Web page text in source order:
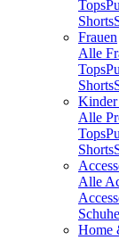
Tops
Shorts
Frauen
Alle
Tops
Shorts
Alle
Tops
Shorts
Alle
Schuhe
Home